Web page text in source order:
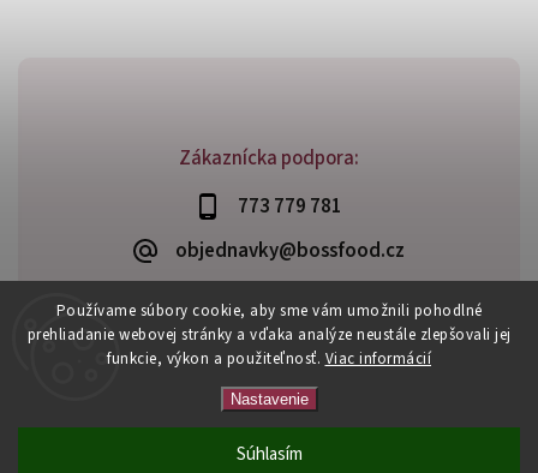
Používame súbory cookie, aby sme vám umožnili pohodlné
prehliadanie webovej stránky a vďaka analýze neustále zlepšovali jej
funkcie, výkon a použiteľnosť. Viac informácií
Nastavenie
Súhlasím
Zákaznícka podpora:
773 779 781
objednavky@bossfood.cz
Copyright 2026BossFood.sk. Všetky práva vyhradené.
VytvořilShoptet| Design